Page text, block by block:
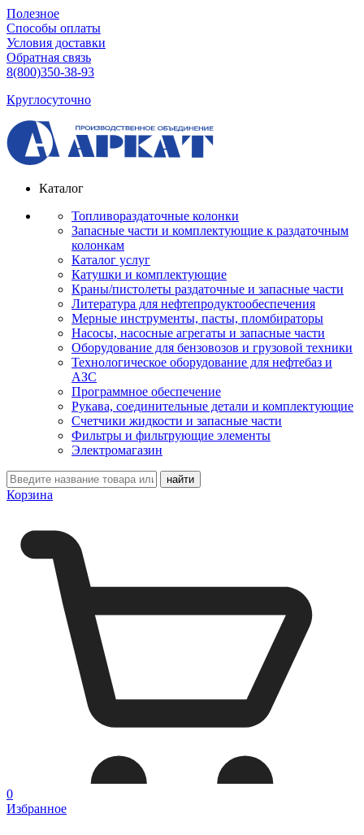
Полезное
Способы оплаты
Условия доставки
Обратная связь
8(800)350-38-93
Круглосуточно
Каталог
Топливораздаточные колонки
Запасные части и комплектующие к раздаточным
колонкам
Каталог услуг
Катушки и комплектующие
Краны/пистолеты раздаточные и запасные части
Литература для нефтепродуктообеспечения
Мерные инструменты, пасты, пломбираторы
Насосы, насосные агрегаты и запасные части
Оборудование для бензовозов и грузовой техники
Технологическое оборудование для нефтебаз и
АЗС
Программное обеспечение
Рукава, соединительные детали и комплектующие
Счетчики жидкости и запасные части
Фильтры и фильтрующие элементы
Электромагазин
Корзина
0
Избранное